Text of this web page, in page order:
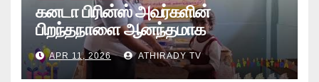
கனடா பிரின்ஸ் அவர்களின்
பிறந்தநாளை ஆனந்தமாக
கொண்டாடினார்கள் தாயக உறவுகள்..
(வீடியோ)
APR 11, 2026 ATHIRADY TV